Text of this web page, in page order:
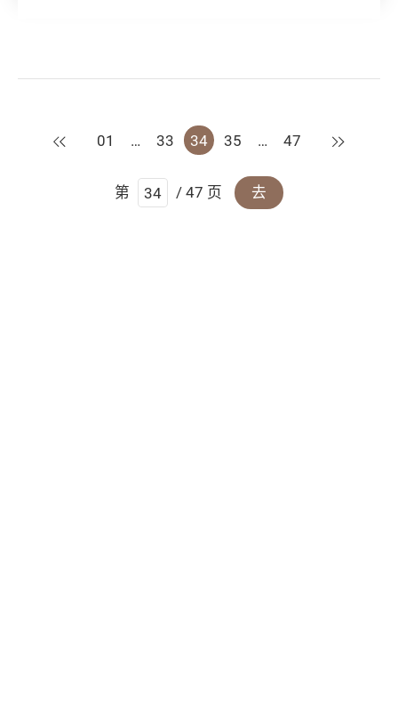
上一页
01 … 33 34 35 … 47 下一页
第 / 47 页 去